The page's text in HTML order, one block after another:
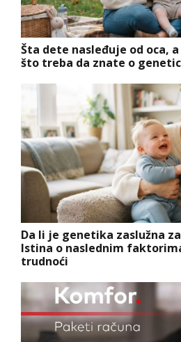
Šta dete nasleđuje od oca,
što treba da znate o
Da li je genetika zaslužna
Istina o naslednim
trudnoći